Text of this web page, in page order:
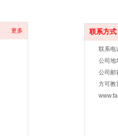
更多 联系方式
联系电
公司地
公司邮
方可教